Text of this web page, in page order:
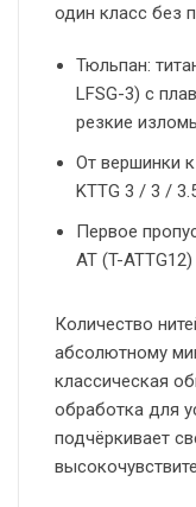
один класс без
Тюльпан:
LFSG-3) с
резкие
От вершинки
KTTG 3 / 3 /
Первое
AT (T-ATTG12)
Количество
абсолютному
классическая
обработка для
подчёркивает